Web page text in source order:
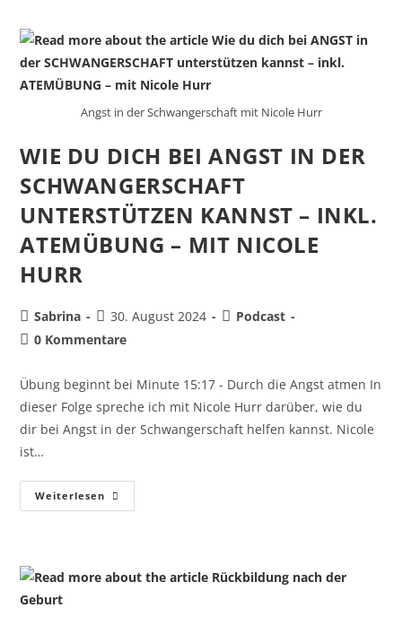
Angst in der Schwangerschaft mit Nicole Hurr
WIE DU DICH BEI ANGST IN DER
SCHWANGERSCHAFT
UNTERSTÜTZEN KANNST – INKL.
ATEMÜBUNG – MIT NICOLE
HURR
Sabrina 30. August 2024
Podcast
0 Kommentare
Übung beginnt bei Minute 15:17 - Durch die Angst atmen In
dieser Folge spreche ich mit Nicole Hurr darüber, wie du
dir bei Angst in der Schwangerschaft helfen kannst. Nicole
ist…
Weiterlesen